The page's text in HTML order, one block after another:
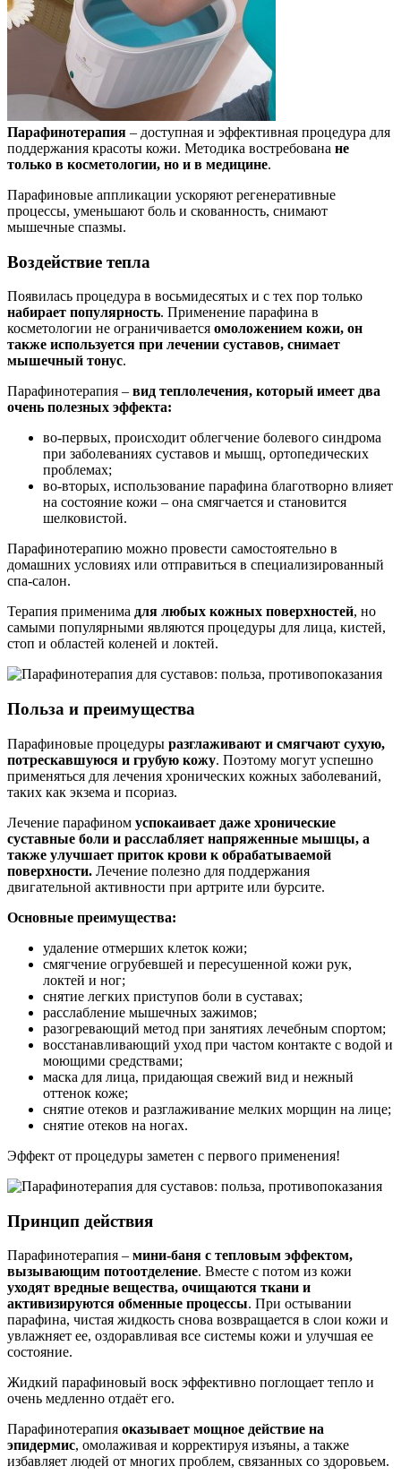
Парафинотерапия – доступная и эффективная процедура для
поддержания красоты кожи. Методика востребована не
только в косметологии, но и в медицине.
Парафиновые аппликации ускоряют регенеративные
процессы, уменьшают боль и скованность, снимают
мышечные спазмы.
Воздействие тепла
Появилась процедура в восьмидесятых и с тех пор только
набирает популярность. Применение парафина в
косметологии не ограничивается омоложением кожи, он
также используется при лечении суставов, снимает
мышечный тонус.
Парафинотерапия – вид теплолечения, который имеет два
очень полезных эффекта:
во-первых, происходит облегчение болевого синдрома
при заболеваниях суставов и мышц, ортопедических
проблемах;
во-вторых, использование парафина благотворно влияет
на состояние кожи – она смягчается и становится
шелковистой.
Парафинотерапию можно провести самостоятельно в
домашних условиях или отправиться в специализированный
спа-салон.
Терапия применима для любых кожных поверхностей, но
самыми популярными являются процедуры для лица, кистей,
стоп и областей коленей и локтей.
Польза и преимущества
Парафиновые процедуры разглаживают и смягчают сухую,
потрескавшуюся и грубую кожу. Поэтому могут успешно
применяться для лечения хронических кожных заболеваний,
таких как экзема и псориаз.
Лечение парафином успокаивает даже хронические
суставные боли и расслабляет напряженные мышцы, а
также улучшает приток крови к обрабатываемой
поверхности. Лечение полезно для поддержания
двигательной активности при артрите или бурсите.
Основные преимущества:
удаление отмерших клеток кожи;
смягчение огрубевшей и пересушенной кожи рук,
локтей и ног;
снятие легких приступов боли в суставах;
расслабление мышечных зажимов;
разогревающий метод при занятиях лечебным спортом;
восстанавливающий уход при частом контакте с водой и
моющими средствами;
маска для лица, придающая свежий вид и нежный
оттенок коже;
снятие отеков и разглаживание мелких морщин на лице;
снятие отеков на ногах.
Эффект от процедуры заметен с первого применения!
Принцип действия
Парафинотерапия – мини-баня с тепловым эффектом,
вызывающим потоотделение. Вместе с потом из кожи
уходят вредные вещества, очищаются ткани и
активизируются обменные процессы. При остывании
парафина, чистая жидкость снова возвращается в слои кожи и
увлажняет ее, оздоравливая все системы кожи и улучшая ее
состояние.
Жидкий парафиновый воск эффективно поглощает тепло и
очень медленно отдаёт его.
Парафинотерапия оказывает мощное действие на
эпидермис, омолаживая и корректируя изъяны, а также
избавляет людей от многих проблем, связанных со здоровьем.